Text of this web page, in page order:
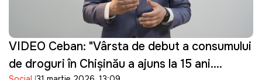
VIDEO Ceban: "Vârsta de debut a consumului
de droguri în Chișinău a ajuns la 15 ani.